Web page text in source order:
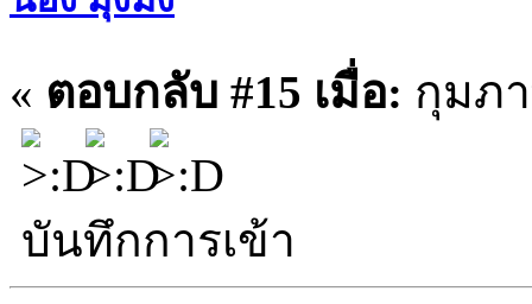
« ตอบกลับ #15 เมื่อ: กุมภา
บันทึกการเข้า